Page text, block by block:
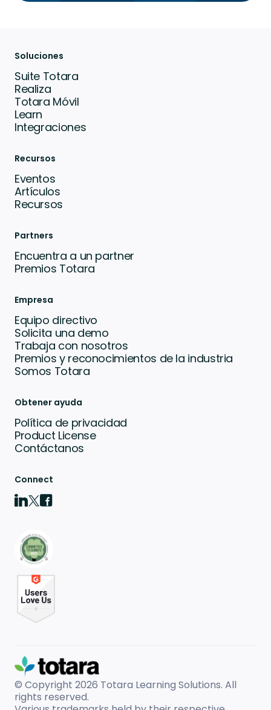
Soluciones
Suite Totara
Realiza
Totara Móvil
Learn
Integraciones
Recursos
Eventos
Artículos
Recursos
Partners
Encuentra a un partner
Premios Totara
Empresa
Equipo directivo
Solicita una demo
Trabaja con nosotros
Premios y reconocimientos de la industria
Somos Totara
Obtener ayuda
Política de privacidad
Product License
Contáctanos
Connect
© Copyright 2026 Totara Learning Solutions. All
rights reserved.